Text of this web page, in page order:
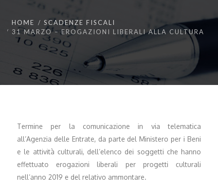
HOME
SCADENZE FISCALI
31 MARZO – EROGAZIONI LIBERALI ALLA CULTURA
Termine per la comunicazione in via telematica
all’Agenzia delle Entrate, da parte del Ministero per i Beni
e le attività culturali, dell’elenco dei soggetti che hanno
effettuato erogazioni liberali per progetti culturali
nell’anno 2019 e del relativo ammontare.